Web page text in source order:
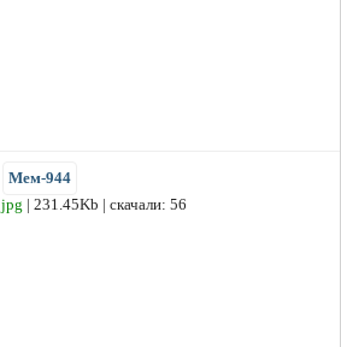
Мем-944
jpg | 231.45Kb | скачали: 56